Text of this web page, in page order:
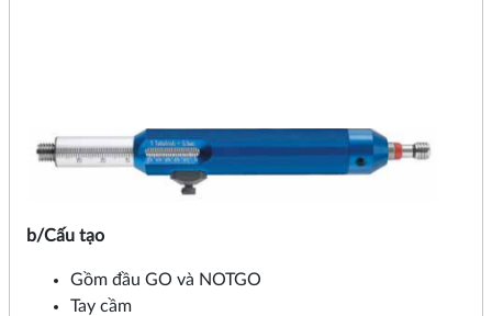
b/Cấu tạo
Gồm đầu GO và NOTGO
Tay cầm